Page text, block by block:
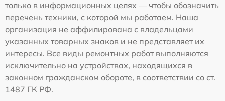
только в информационных целях — чтобы обозначить
перечень техники, с которой мы работаем. Наша
организация не аффилирована с владельцами
указанных товарных знаков и не представляет их
интересы. Все виды ремонтных работ выполняются
исключительно на устройствах, находящихся в
законном гражданском обороте, в соответствии со ст.
1487 ГК РФ.